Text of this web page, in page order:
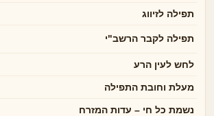
תפילה לזיווג
תפילה לקבר הרשב"י
לחש לעין הרע
מעלת וחובת התפילה
נשמת כל חי – עדות המזרח